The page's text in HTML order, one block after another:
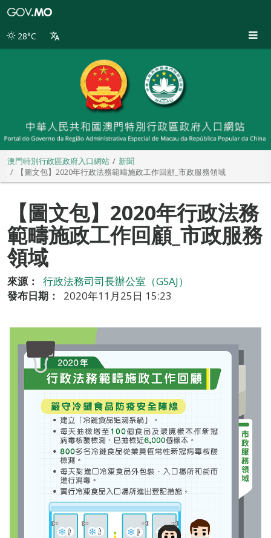
別
28°C
澳門特別行政區政府入口網站
新聞
【圖文包】2020年行政法務範疇施政工作回顧_市政服務領域
【圖文包】2020年行政法務
範疇施政工作回顧_市政服務
領域
來源：
行政法務司司長辦公室（GSAJ）
發布日期：
2020年11月25日 15:23